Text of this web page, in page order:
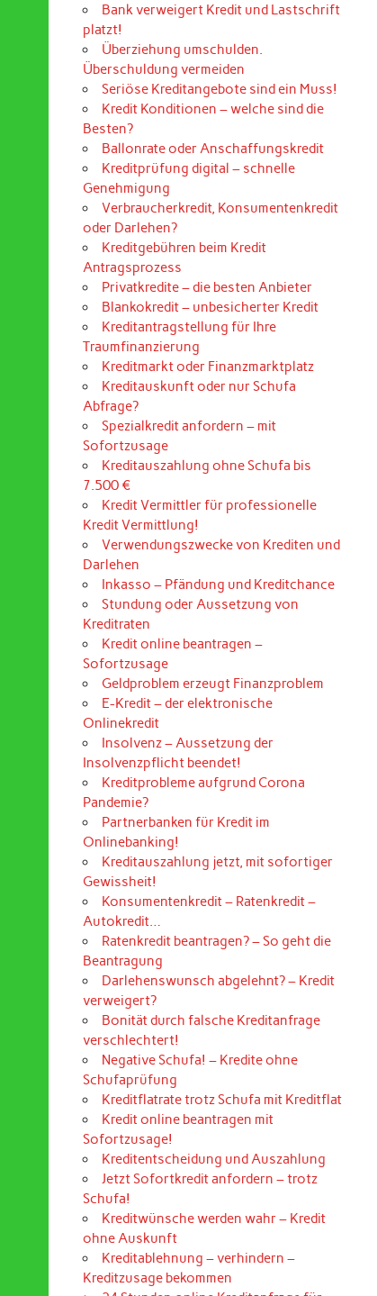
Bank verweigert Kredit und Lastschrift
platzt!
Überziehung umschulden.
Überschuldung vermeiden
Seriöse Kreditangebote sind ein Muss!
Kredit Konditionen – welche sind die
Besten?
Ballonrate oder Anschaffungskredit
Kreditprüfung digital – schnelle
Genehmigung
Verbraucherkredit, Konsumentenkredit
oder Darlehen?
Kreditgebühren beim Kredit
Antragsprozess
Privatkredite – die besten Anbieter
Blankokredit – unbesicherter Kredit
Kreditantragstellung für Ihre
Traumfinanzierung
Kreditmarkt oder Finanzmarktplatz
Kreditauskunft oder nur Schufa
Abfrage?
Spezialkredit anfordern – mit
Sofortzusage
Kreditauszahlung ohne Schufa bis
7.500 €
Kredit Vermittler für professionelle
Kredit Vermittlung!
Verwendungszwecke von Krediten und
Darlehen
Inkasso – Pfändung und Kreditchance
Stundung oder Aussetzung von
Kreditraten
Kredit online beantragen –
Sofortzusage
Geldproblem erzeugt Finanzproblem
E-Kredit – der elektronische
Onlinekredit
Insolvenz – Aussetzung der
Insolvenzpflicht beendet!
Kreditprobleme aufgrund Corona
Pandemie?
Partnerbanken für Kredit im
Onlinebanking!
Kreditauszahlung jetzt, mit sofortiger
Gewissheit!
Konsumentenkredit – Ratenkredit –
Autokredit…
Ratenkredit beantragen? – So geht die
Beantragung
Darlehenswunsch abgelehnt? – Kredit
verweigert?
Bonität durch falsche Kreditanfrage
verschlechtert!
Negative Schufa! – Kredite ohne
Schufaprüfung
Kreditflatrate trotz Schufa mit Kreditflat
Kredit online beantragen mit
Sofortzusage!
Kreditentscheidung und Auszahlung
Jetzt Sofortkredit anfordern – trotz
Schufa!
Kreditwünsche werden wahr – Kredit
ohne Auskunft
Kreditablehnung – verhindern –
Kreditzusage bekommen